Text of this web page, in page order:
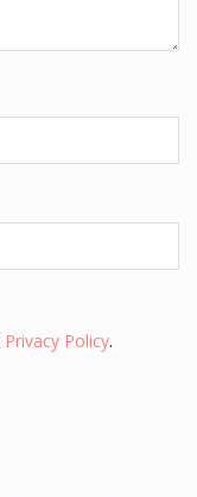
Privacy Policy.